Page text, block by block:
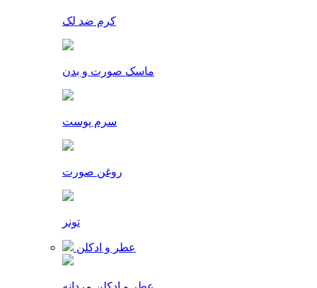
کرم ضد لک
ماسک صورت و بدن
سرم پوست
روغن صورت
تونر
عطر و ادکلن